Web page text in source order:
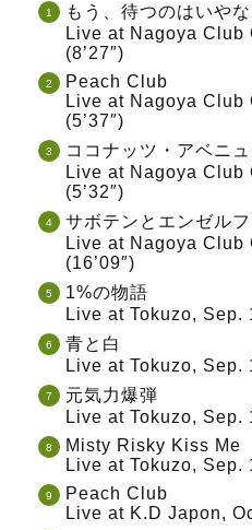
もう、待つのはいやな
Live at Nagoya Club
(8’27″)
Peach Club
Live at Nagoya Club
(5’37″)
ココナッツ・アベニ
Live at Nagoya Club
(5’32″)
サボテンとエンゼルフ
Live at Nagoya Club
(16’09″)
1%の物語
Live at Tokuzo, Sep.
青と白
Live at Tokuzo, Sep.
元気力爆弾
Live at Tokuzo, Sep.
Misty Risky Kiss Me
Live at Tokuzo, Sep.
Peach Club
Live at K.D Japon,